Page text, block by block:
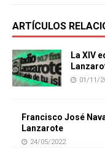
ARTÍCULOS
La XIV
01/11/
Francisco José
Lanzarote
24/05/2022